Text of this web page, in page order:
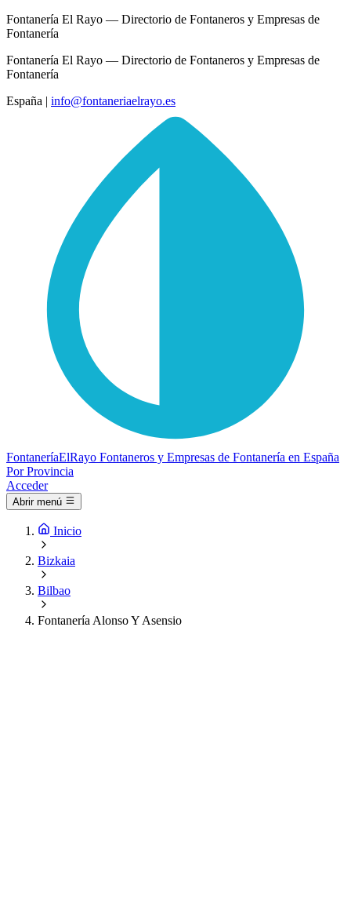
Fontanería El Rayo — Directorio de Fontaneros y Empresas de
Fontanería
Fontanería El Rayo — Directorio de Fontaneros y Empresas de
Fontanería
España | info@fontaneriaelrayo.es
FontaneríaElRayo Fontaneros y Empresas de Fontanería en España
Por Provincia
Acceder
Abrir menú
Inicio
Bizkaia
Bilbao
Fontanería Alonso Y Asensio